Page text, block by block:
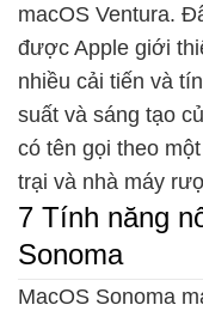
macOS Ventura.
được Apple giới
nhiều cải tiến và
suất và sáng tạo
có tên gọi theo
trại và nhà máy
7 Tính năng
Sonoma
MacOS Sonoma